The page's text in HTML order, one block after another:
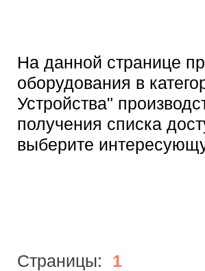
На данной странице
оборудования в
Устройства"
получения списка
выберите
Страницы: 1